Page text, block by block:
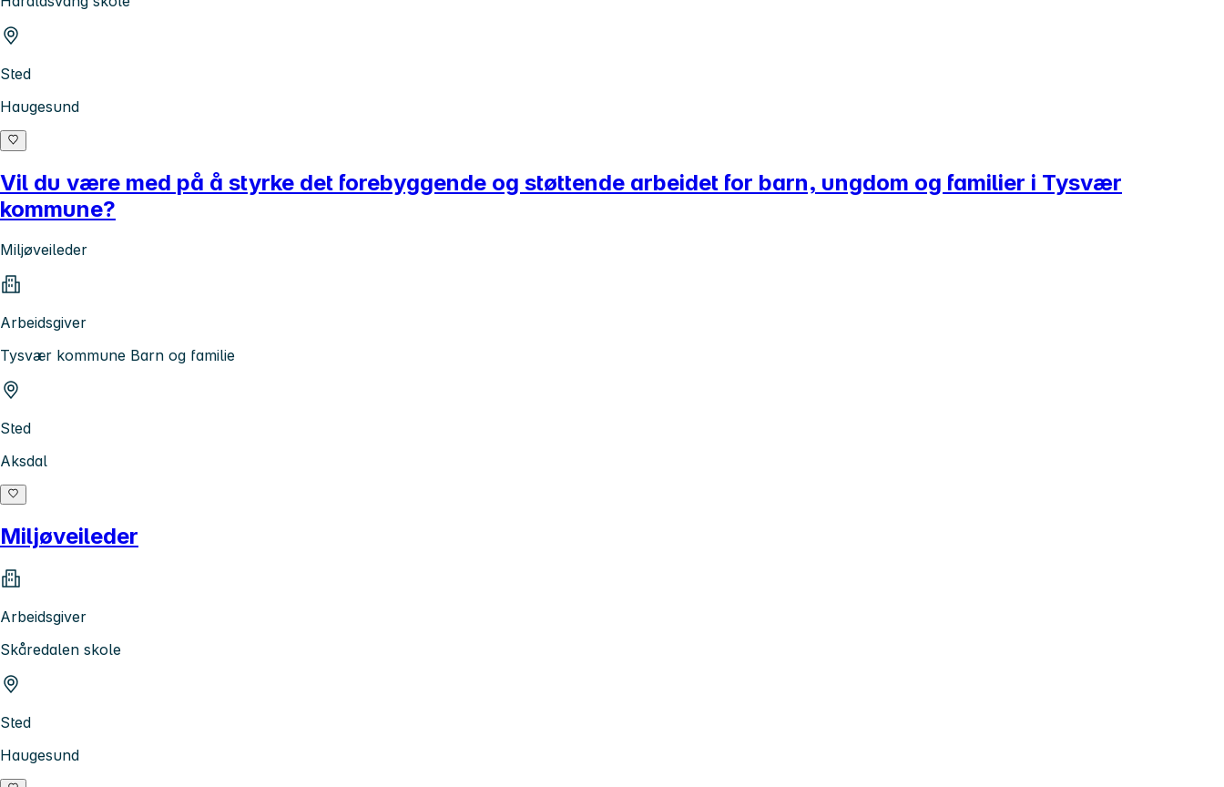
Sted
Haugesund
Vil du være med på å styrke det forebyggende og støttende arbeidet for barn, ungdom og familier i Tysvær
kommune?
Miljøveileder
Arbeidsgiver
Tysvær kommune Barn og familie
Sted
Aksdal
Miljøveileder
Arbeidsgiver
Skåredalen skole
Sted
Haugesund